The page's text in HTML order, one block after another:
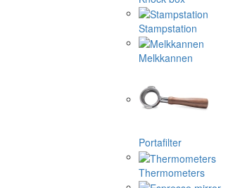
Stampstation
Melkkannen
Portafilter
Thermometers